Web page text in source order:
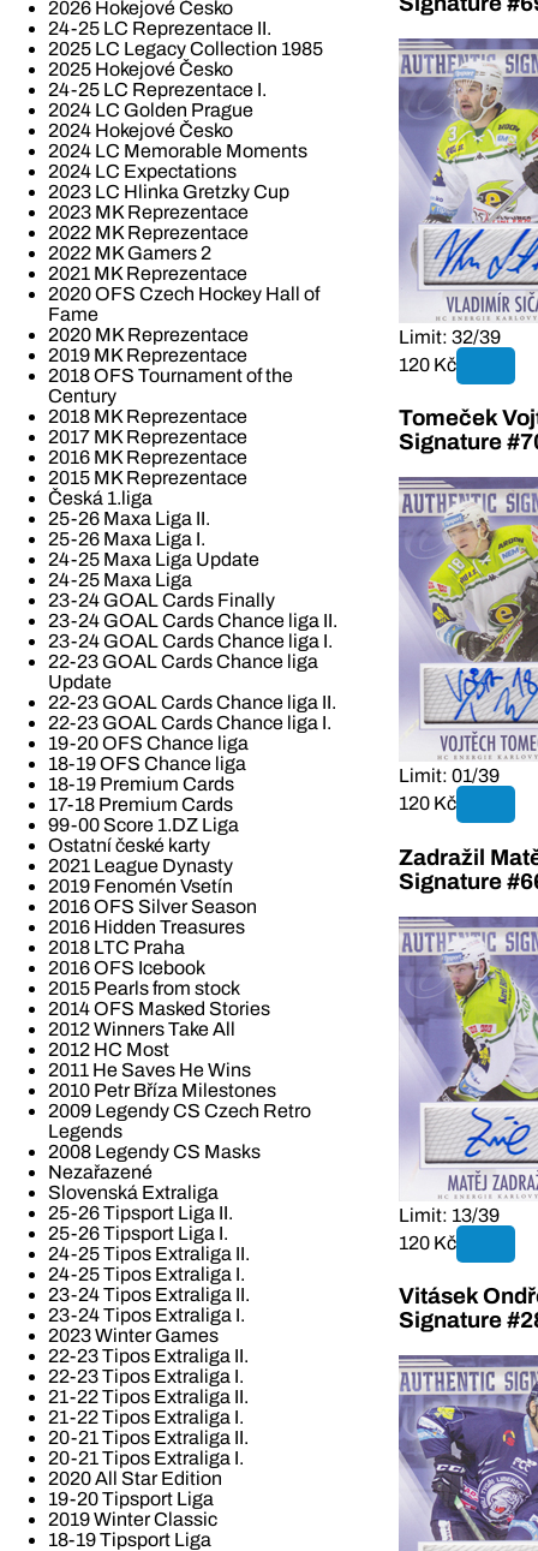
2026 Hokejové Česko
24-25 LC Reprezentace II.
2025 LC Legacy Collection 1985
2025 Hokejové Česko
24-25 LC Reprezentace I.
2024 LC Golden Prague
2024 Hokejové Česko
2024 LC Memorable Moments
2024 LC Expectations
2023 LC Hlinka Gretzky Cup
2023 MK Reprezentace
2022 MK Reprezentace
2022 MK Gamers 2
2021 MK Reprezentace
2020 OFS Czech Hockey Hall of
Fame
2020 MK Reprezentace
2019 MK Reprezentace
2018 OFS Tournament of the
Century
2018 MK Reprezentace
2017 MK Reprezentace
2016 MK Reprezentace
2015 MK Reprezentace
Česká 1.liga
25-26 Maxa Liga II.
25-26 Maxa Liga I.
24-25 Maxa Liga Update
24-25 Maxa Liga
23-24 GOAL Cards Finally
23-24 GOAL Cards Chance liga II.
23-24 GOAL Cards Chance liga I.
22-23 GOAL Cards Chance liga
Update
22-23 GOAL Cards Chance liga II.
22-23 GOAL Cards Chance liga I.
19-20 OFS Chance liga
18-19 OFS Chance liga
18-19 Premium Cards
17-18 Premium Cards
99-00 Score 1.DZ Liga
Ostatní české karty
2021 League Dynasty
2019 Fenomén Vsetín
2016 OFS Silver Season
2016 Hidden Treasures
2018 LTC Praha
2016 OFS Icebook
2015 Pearls from stock
2014 OFS Masked Stories
2012 Winners Take All
2012 HC Most
2011 He Saves He Wins
2010 Petr Bříza Milestones
2009 Legendy CS Czech Retro
Legends
2008 Legendy CS Masks
Nezařazené
Slovenská Extraliga
25-26 Tipsport Liga II.
25-26 Tipsport Liga I.
24-25 Tipos Extraliga II.
24-25 Tipos Extraliga I.
23-24 Tipos Extraliga II.
23-24 Tipos Extraliga I.
2023 Winter Games
22-23 Tipos Extraliga II.
22-23 Tipos Extraliga I.
21-22 Tipos Extraliga II.
21-22 Tipos Extraliga I.
20-21 Tipos Extraliga II.
20-21 Tipos Extraliga I.
2020 All Star Edition
19-20 Tipsport Liga
2019 Winter Classic
18-19 Tipsport Liga
Limit: 32/39
120 Kč
Tomeček
Signature
Limit: 01/39
120 Kč
Zadražil
Signature
Limit: 13/39
120 Kč
Vitásek
Signature